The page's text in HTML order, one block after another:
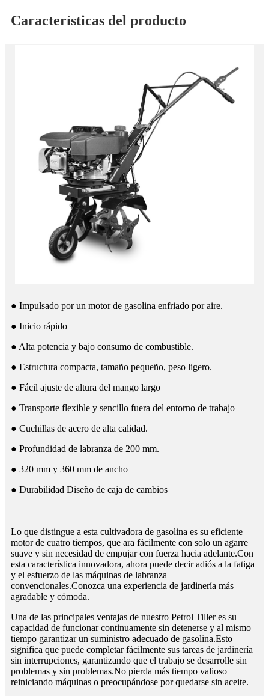
Características del producto
● Impulsado por un motor de gasolina enfriado por aire.
● Inicio rápido
● Alta potencia y bajo consumo de combustible.
● Estructura compacta, tamaño pequeño, peso ligero.
● Fácil ajuste de altura del mango largo
● Transporte flexible y sencillo fuera del entorno de trabajo
● Cuchillas de acero de alta calidad.
● Profundidad de labranza de 200 mm.
● 320 mm y 360 mm de ancho
● Durabilidad Diseño de caja de cambios
Lo que distingue a esta cultivadora de gasolina es su eficiente
motor de cuatro tiempos, que ara fácilmente con solo un agarre
suave y sin necesidad de empujar con fuerza hacia adelante.Con
esta característica innovadora, ahora puede decir adiós a la fatiga
y el esfuerzo de las máquinas de labranza
convencionales.Conozca una experiencia de jardinería más
agradable y cómoda.
Una de las principales ventajas de nuestro Petrol Tiller es su
capacidad de funcionar continuamente sin detenerse y al mismo
tiempo garantizar un suministro adecuado de gasolina.Esto
significa que puede completar fácilmente sus tareas de jardinería
sin interrupciones, garantizando que el trabajo se desarrolle sin
problemas y sin problemas.No pierda más tiempo valioso
reiniciando máquinas o preocupándose por quedarse sin aceite.